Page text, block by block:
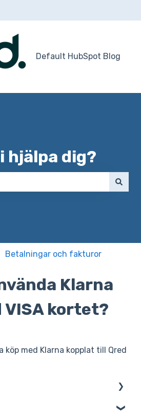
för översättningar
Default HubSpot Blog
hjälpa dig?
Betalningar och fakturor
Klarna
VISA kortet?
köp med Klarna kopplat till Qred